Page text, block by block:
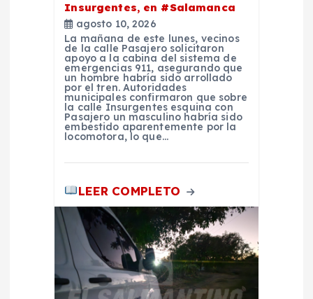
Insurgentes, en #Salamanca
agosto 10, 2026
La mañana de este lunes, vecinos
de la calle Pasajero solicitaron
apoyo a la cabina del sistema de
emergencias 911, asegurando que
un hombre habría sido arrollado
por el tren. Autoridades
municipales confirmaron que sobre
la calle Insurgentes esquina con
Pasajero un masculino habría sido
embestido aparentemente por la
locomotora, lo que…
LEER COMPLETO